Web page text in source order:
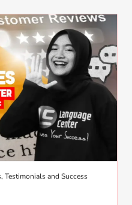
, Testimonials and Success